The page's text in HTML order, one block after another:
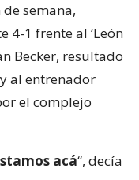
semana,
4-1 frente al ‘León
Becker, resultado
al entrenador
el complejo
acá“, decía